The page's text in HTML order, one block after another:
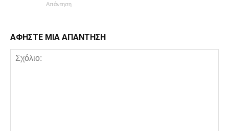
Απάντηση
ΑΦΗΣΤΕ ΜΙΑ ΑΠΑΝΤΗΣΗ